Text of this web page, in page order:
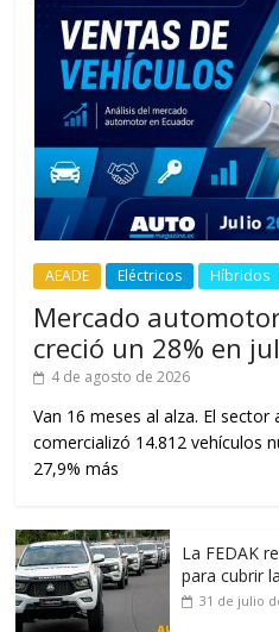
AEADE Eléctricos Híbridos
Mercado
creció un 28% en
4 de agosto de 2026
Van 16 meses al alza. El
comercializó 14.812 vehículos
27,9% más
La FEDAK
para cubrir
31 de julio